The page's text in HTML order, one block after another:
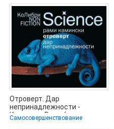
Отроверт. Дар
непринадлежности -
Камински Рами (книги
онлайн .TXT, .FB2) 📗
Самосовершенствование